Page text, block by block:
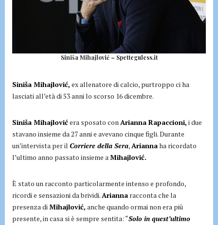
Siniša Mihajlović – Spetteguless.it
Siniša Mihajlović, ex allenatore di calcio, purtroppo ci ha
lasciati all’età di 53 anni lo scorso 16 dicembre.
Siniša Mihajlovićera sposato conArianna Rapaccioni, i due
stavano insieme da 27 anni e avevano cinque figli. Durante
un’intervista per il Corriere della Sera,Ariannaha ricordato
l’ultimo anno passato insieme aMihajlović.
È stato un racconto particolarmente intenso e profondo,
ricordi e sensazioni da brividi.Arianna racconta che la
presenza diMihajlović, anche quando ormai non era più
presente, in casa si è sempre sentita: “Solo in quest’ultimo